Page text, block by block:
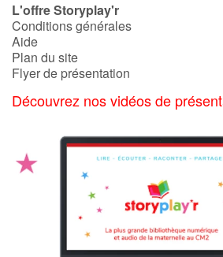
Médiathèques
Vidéos & Tutoriaux
Actualités
Par thématique
Rencontres et témoignages
L'offre Storyplay'r
Conditions générales
Aide
Plan du site
Flyer de présentation
Découvrez nos vidéos de